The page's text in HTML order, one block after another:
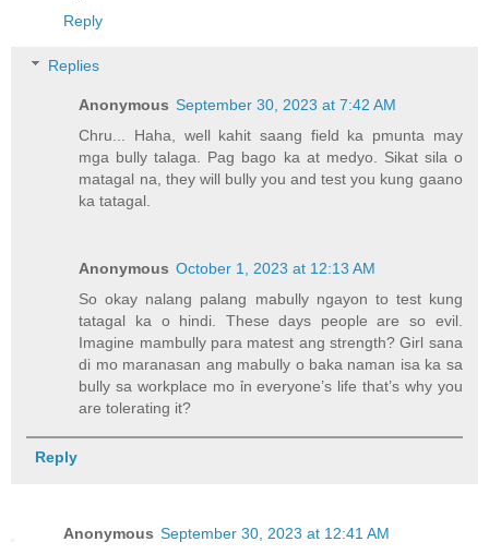
Reply
Replies
Anonymous September 30, 2023 at 7:42 AM
Chru... Haha, well kahit saang field ka pmunta may
mga bully talaga. Pag bago ka at medyo. Sikat sila o
matagal na, they will bully you and test you kung gaano
ka tatagal.
Anonymous October 1, 2023 at 12:13 AM
So okay nalang palang mabully ngayon to test kung
tatagal ka o hindi. These days people are so evil.
Imagine mambully para matest ang strength? Girl sana
di mo maranasan ang mabully o baka naman isa ka sa
bully sa workplace mo ỉn everyone’s life that’s why you
are tolerating it?
Reply
Anonymous September 30, 2023 at 12:41 AM